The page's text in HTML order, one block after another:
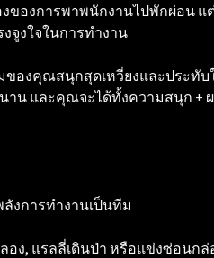
งของการพาพนักงานไปพักผ่อน
จูงใจในการทำงาน
องคุณสนุกสุดเหวี่ยงและประทับ
นาน และคุณจะได้ทั้งความสนุก +
งการทำงานเป็นทีม
อง, แรลลี่เดินป่า หรือแข่งซ่อนก